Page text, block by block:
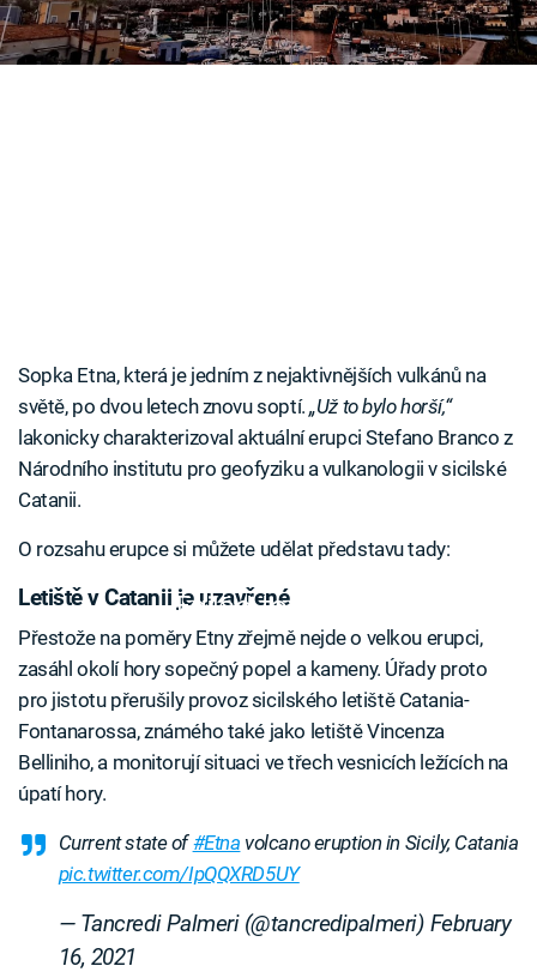
Časopis
Sopka Etna, která je jedním z nejaktivnějších vulkánů na
světě, po dvou letech znovu soptí.„Už to bylo horší,“
lakonicky charakterizoval aktuální erupci Stefano Branco z
Národního institutu pro geofyziku a vulkanologii v sicilské
Catanii.
O rozsahu erupce si můžete udělat představu tady:
Failed to fetch
Letiště v Catanii je uzavřené
Přestože na poměry Etny zřejmě nejde o velkou erupci,
zasáhl okolí hory sopečný popel a kameny. Úřady proto
pro jistotu přerušily provoz sicilského letiště Catania-
Fontanarossa, známého také jako letiště Vincenza
Belliniho, a monitorují situaci ve třech vesnicích ležících na
úpatí hory.
Current state of#Etna volcano eruption in Sicily, Catania
pic.twitter.com/IpQQXRD5UY
— Tancredi Palmeri (@tancredipalmeri) February
16, 2021